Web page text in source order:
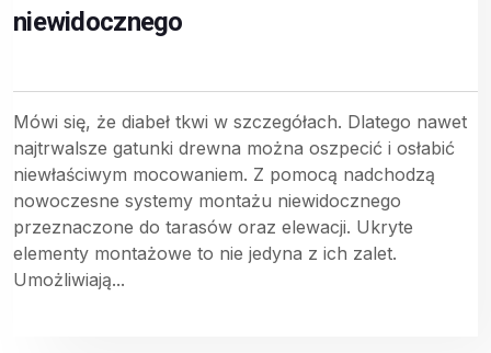
niewidocznego
Mówi się, że diabeł tkwi w szczegółach. Dlatego nawet
najtrwalsze gatunki drewna można oszpecić i osłabić
niewłaściwym mocowaniem. Z pomocą nadchodzą
nowoczesne systemy montażu niewidocznego
przeznaczone do tarasów oraz elewacji. Ukryte
elementy montażowe to nie jedyna z ich zalet.
Umożliwiają...